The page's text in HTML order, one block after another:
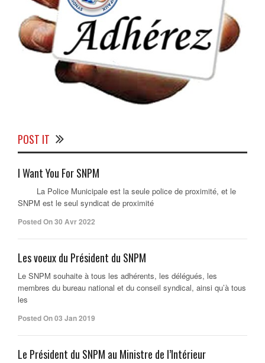
POST IT
I Want You For SNPM
La Police Municipale est la seule police de proximité, et le
SNPM est le seul syndicat de proximité
Posted On 30 Avr 2022
Les voeux du Président du SNPM
Le SNPM souhaite à tous les adhérents, les délégués, les
membres du bureau national et du conseil syndical, ainsi qu’à tous
les
Posted On 03 Jan 2019
Le Président du SNPM au Ministre de l’Intérieur